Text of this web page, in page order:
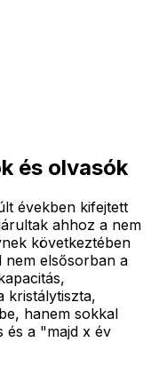
és olvasók
években kifejtett
ahhoz a nem
következtében
elsősorban a
kristálytiszta,
hanem sokkal
és a "majd x év